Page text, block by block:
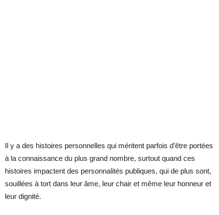
Il y a des histoires personnelles qui méritent parfois d’être portées
à la connaissance du plus grand nombre, surtout quand ces
histoires impactent des personnalités publiques, qui de plus sont,
souillées à tort dans leur âme, leur chair et même leur honneur et
leur dignité.